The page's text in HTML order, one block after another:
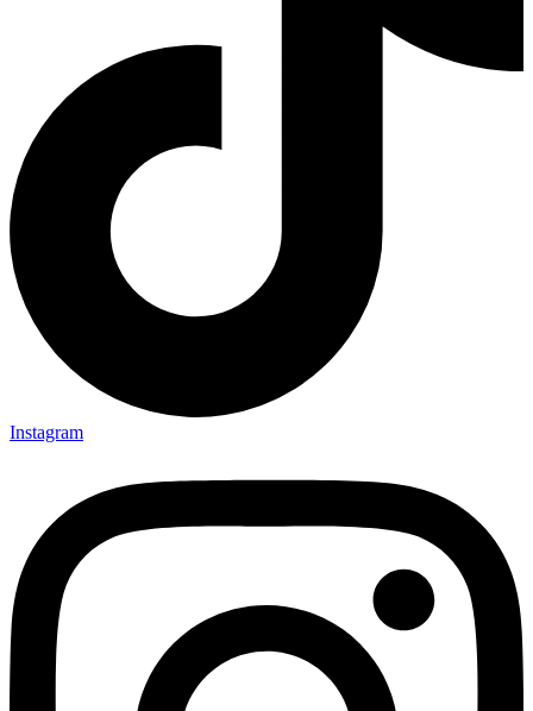
Instagram